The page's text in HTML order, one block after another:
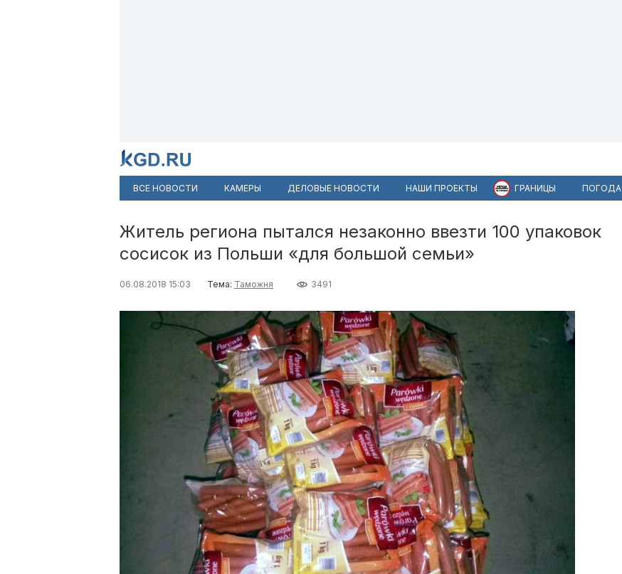
ВСЕ НОВОСТИ КАМЕРЫ ДЕЛОВЫЕ НОВОСТИ НАШИ ПРОЕКТЫ ГРАНИЦЫ ПОГОДА
Житель региона пытался незаконно ввезти 100 упаковок
сосисок из Польши «для большой семьи»
06.08.2018 15:03 Тема: Таможня 3491